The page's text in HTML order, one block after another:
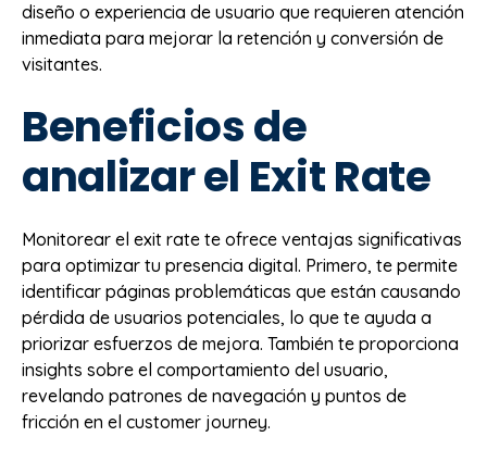
diseño o experiencia de usuario que requieren atención
inmediata para mejorar la retención y conversión de
visitantes.
Beneficios de
analizar el Exit Rate
Monitorear el exit rate te ofrece ventajas significativas
para optimizar tu presencia digital. Primero, te permite
identificar páginas problemáticas que están causando
pérdida de usuarios potenciales, lo que te ayuda a
priorizar esfuerzos de mejora. También te proporciona
insights sobre el comportamiento del usuario,
revelando patrones de navegación y puntos de
fricción en el customer journey.